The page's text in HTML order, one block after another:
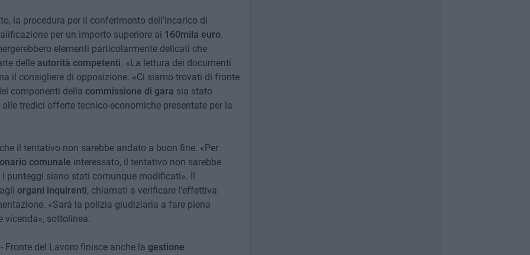
la procedura per il conferimento dell'incarico di
per un importo superiore ai 160mila euro.
elementi particolarmente delicati che
delle autorità competenti. «La lettura dei documenti
il consigliere di opposizione. «Ci siamo trovati di fronte
componenti della commissione di gara sia stato
tredici offerte tecnico-economiche presentate per la
il tentativo non sarebbe andato a buon fine. «Per
comunale interessato, il tentativo non sarebbe
punteggi siano stati comunque modificati». Il
organi inquirenti, chiamati a verificare l'effettiva
«Sarà la polizia giudiziaria a fare piena
vicenda», sottolinea.
Fronte del Lavoro finisce anche la gestione